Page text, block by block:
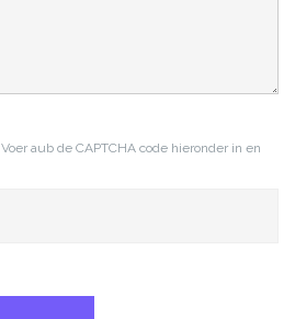
Voer aub de CAPTCHA code hieronder in en